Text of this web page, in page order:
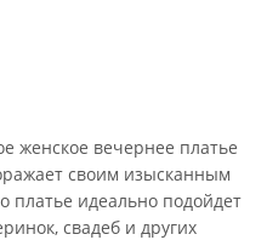
женское вечернее платье
своим изысканным
платье идеально подойдет
свадеб и других